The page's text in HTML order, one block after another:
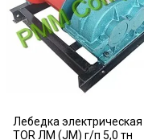
Лебедка электрическая
TOR ЛМ (JM) г/п 5,0 тн